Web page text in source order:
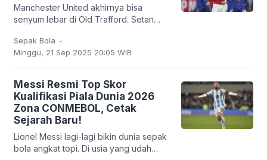
Manchester United akhirnya bisa
senyum lebar di Old Trafford. Setan
2-1 dalam lanjutan Liga Inggris, Sabtu
(20/9/2025). Bruno
Sepak Bola .
Minggu, 21 Sep 2025 20:05 WIB
Messi Resmi Top Skor
Kualifikasi Piala Dunia 2026
Zona CONMEBOL, Cetak
Sejarah Baru!
Lionel Messi lagi-lagi bikin dunia sepak
bola angkat topi. Di usia yang udah